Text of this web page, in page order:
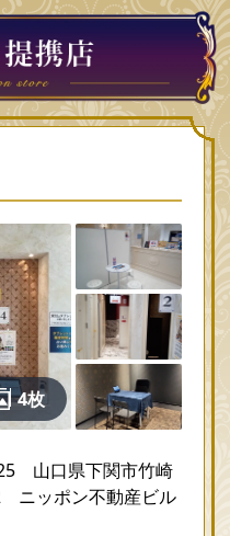
4枚
山口県下関市竹崎
ニッポン不動産ビル